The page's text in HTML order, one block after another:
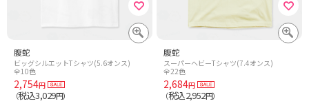
腹蛇
ビッグシルエットTシャツ(5.6オンス)
全10色
2,754円
（税込3,029円）
腹蛇
スーパーヘビーTシャツ(7.4オンス)
全22色
2,684円
（税込2,952円）